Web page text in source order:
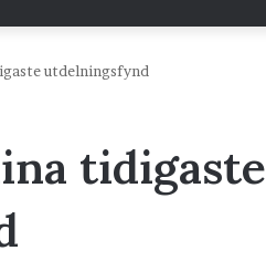
utdelningsfynd
tidigaste